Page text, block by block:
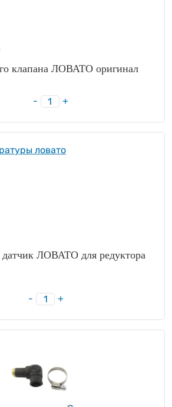
клапана ЛОВАТО оригинал
- +
ЛОВАТО для редуктора
- +